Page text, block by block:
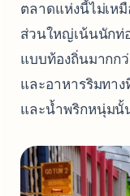
ตลาดแห่งนี้ไม่เห
ส่วนใหญ่เน้นนักท่
แบบท้องถิ่นมากก
และอาหารริมทาง
และน้ำพริกหนุ่มนั้